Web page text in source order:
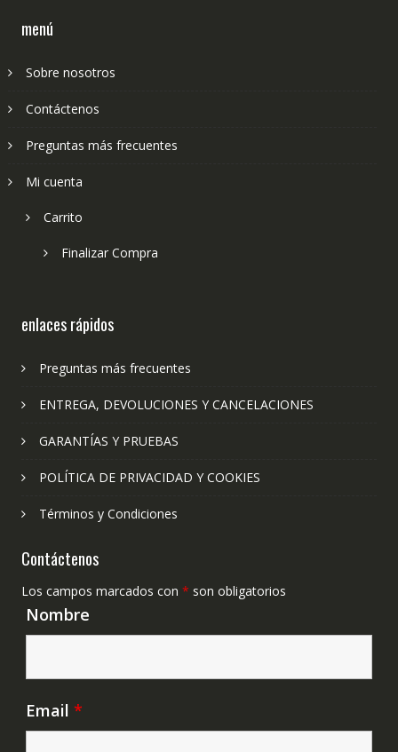
menú
Sobre nosotros
Contáctenos
Preguntas más frecuentes
Mi cuenta
Carrito
Finalizar Compra
enlaces rápidos
Preguntas más frecuentes
ENTREGA, DEVOLUCIONES Y CANCELACIONES
GARANTÍAS Y PRUEBAS
POLÍTICA DE PRIVACIDAD Y COOKIES
Términos y Condiciones
Contáctenos
Los campos marcados con * son obligatorios
Nombre
Email *